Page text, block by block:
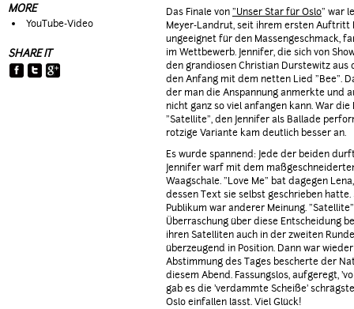
TALK
WEIRD STUFF
YOUNG 'N WILD
MORE
YouTube-Video
SHARE IT
Das Finale von"Unser Star für Oslo" war
Meyer-Landrut, seit ihrem ersten
ungeeignet für den Massengeschmack,
im Wettbewerb. Jennifer, die sich von
den grandiosen Christian Durstewitz
den Anfang mit dem netten Lied "Bee".
der man die Anspannung anmerkte und
nicht ganz so viel anfangen kann. War
"Satellite", den Jennifer als Ballade
rotzige Variante kam deutlich besser an.
Es wurde spannend: Jede der beiden
Jennifer warf mit dem
Waagschale. "Love Me" bat dagegen
dessen Text sie selbst geschrieben
Publikum war anderer Meinung.
Überraschung über diese Entscheidung
ihren Satelliten auch in der zweiten
überzeugend in Position. Dann war
Abstimmung des Tages bescherte der
diesem Abend. Fassungslos, aufgeregt,
gab es die 'verdammte Scheiße'
Oslo einfallen lässt. Viel Glück!